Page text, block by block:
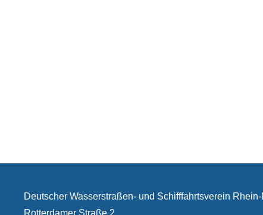
Deutscher Wasserstraßen- und Schifffahrtsverein
Rotterdamer Straße 2